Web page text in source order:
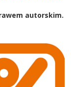
autorskim.